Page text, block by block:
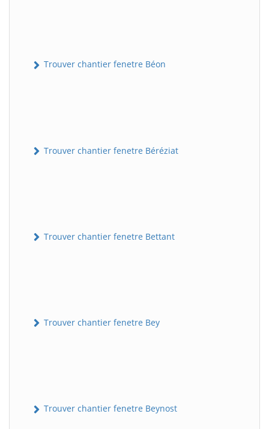
Trouver chantier fenetre Béon
Trouver chantier fenetre Béréziat
Trouver chantier fenetre Bettant
Trouver chantier fenetre Bey
Trouver chantier fenetre Beynost